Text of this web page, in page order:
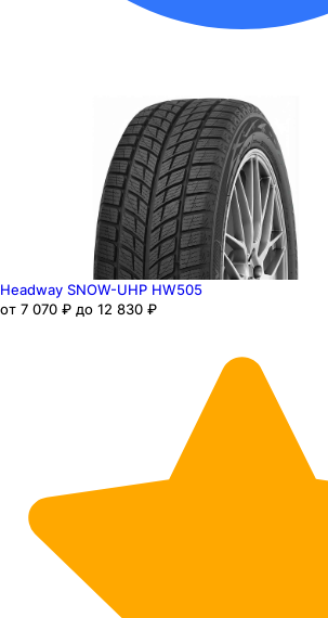
Headway SNOW-UHP HW505
от 7 070 ₽ до 12 830 ₽